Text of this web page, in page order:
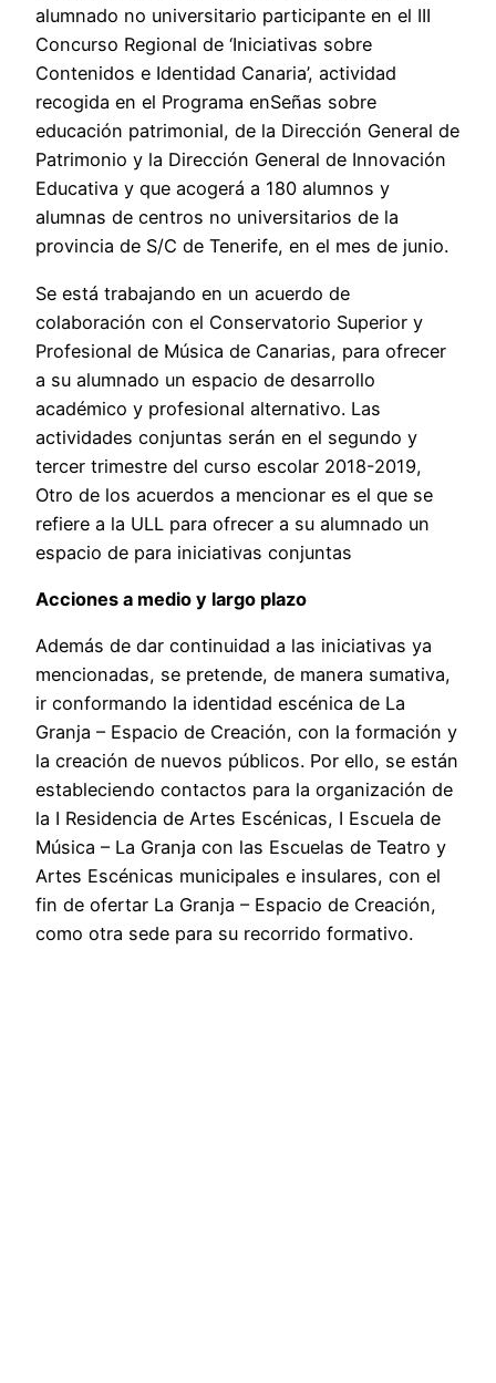
alumnado no universitario participante en el III
Concurso Regional de ‘Iniciativas sobre
Contenidos e Identidad Canaria’, actividad
recogida en el Programa enSeñas sobre
educación patrimonial, de la Dirección General de
Patrimonio y la Dirección General de Innovación
Educativa y que acogerá a 180 alumnos y
alumnas de centros no universitarios de la
provincia de S/C de Tenerife, en el mes de junio.
Se está trabajando en un acuerdo de
colaboración con el Conservatorio Superior y
Profesional de Música de Canarias, para ofrecer
a su alumnado un espacio de desarrollo
académico y profesional alternativo. Las
actividades conjuntas serán en el segundo y
tercer trimestre del curso escolar 2018-2019,
Otro de los acuerdos a mencionar es el que se
refiere a la ULL para ofrecer a su alumnado un
espacio de para iniciativas conjuntas
Acciones a medio y largo plazo
Además de dar continuidad a las iniciativas ya
mencionadas, se pretende, de manera sumativa,
ir conformando la identidad escénica de La
Granja – Espacio de Creación, con la formación y
la creación de nuevos públicos. Por ello, se están
estableciendo contactos para la organización de
la I Residencia de Artes Escénicas, I Escuela de
Música – La Granja con las Escuelas de Teatro y
Artes Escénicas municipales e insulares, con el
fin de ofertar La Granja – Espacio de Creación,
como otra sede para su recorrido formativo.